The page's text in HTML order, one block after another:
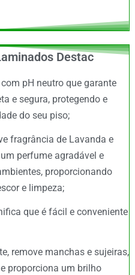
Destac
pH neutro que garante
e segura, protegendo e
do seu piso;
fragrância de Lavanda e
perfume agradável e
proporcionando
e limpeza;
que é fácil e conveniente
remove manchas e sujeiras,
proporciona um brilho